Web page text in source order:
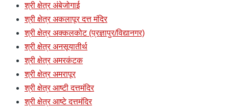
श्री क्षेत्र अंबेजोगाई
श्री क्षेत्र अकलापूर दत्त मंदिर
श्री क्षेत्र अक्कलकोट (प्रज्ञापुर/विद्यानगर)
श्री क्षेत्र अनसूयातीर्थ
श्री क्षेत्र अमरकंटक
श्री क्षेत्र अमरापूर
श्री क्षेत्र आष्टी दत्तमंदिर
श्री क्षेत्र आष्टे दत्तमंदिर